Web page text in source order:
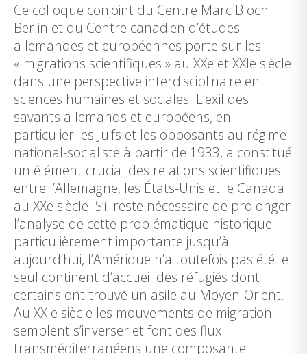
Ce colloque conjoint du Centre Marc Bloch
Berlin et du Centre canadien d’études
allemandes et européennes porte sur les
« migrations scientifiques » au XXe et XXIe siècle
dans une perspective interdisciplinaire en
sciences humaines et sociales. L’exil des
savants allemands et européens, en
particulier les Juifs et les opposants au régime
national-socialiste à partir de 1933, a constitué
un élément crucial des relations scientifiques
entre l’Allemagne, les États-Unis et le Canada
au XXe siècle. S’il reste nécessaire de prolonger
l’analyse de cette problématique historique
particulièrement importante jusqu’à
aujourd’hui, l’Amérique n’a toutefois pas été le
seul continent d’accueil des réfugiés dont
certains ont trouvé un asile au Moyen-Orient.
Au XXIe siècle les mouvements de migration
semblent s’inverser et font des flux
transméditerranéens une composante